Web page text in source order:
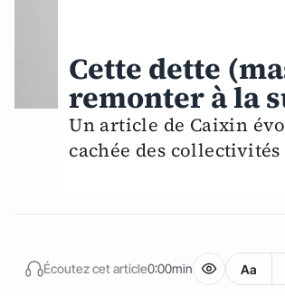
Cette dette
remonter à la
Un article de Caixin
cachée des
Écoutez cet article0:00min Aa